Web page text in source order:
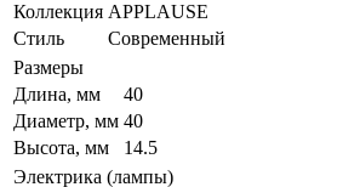
Коллекция APPLAUSE
Стиль
Современный
Размеры
Длина, мм
40
Диаметр, мм 40
Высота, мм
14.5
Электрика (лампы)